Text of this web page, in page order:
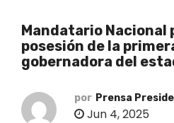
Mandatario Nacional
posesión de la
gobernadora del
por Prensa
Jun 4, 2025